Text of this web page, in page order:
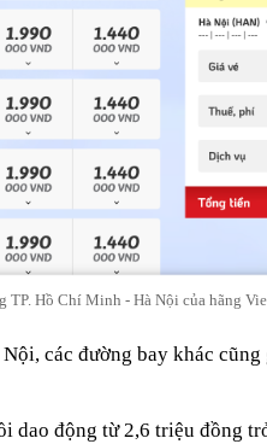
TP. Hồ Chí Minh - Hà Nội của hãng
các đường bay khác cũng
dao động từ 2,6 triệu đồng